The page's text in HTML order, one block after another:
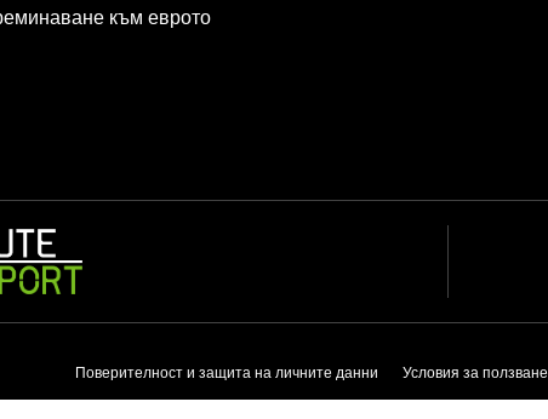
към еврото
Поверителност и защита на личните данни Условия за ползване